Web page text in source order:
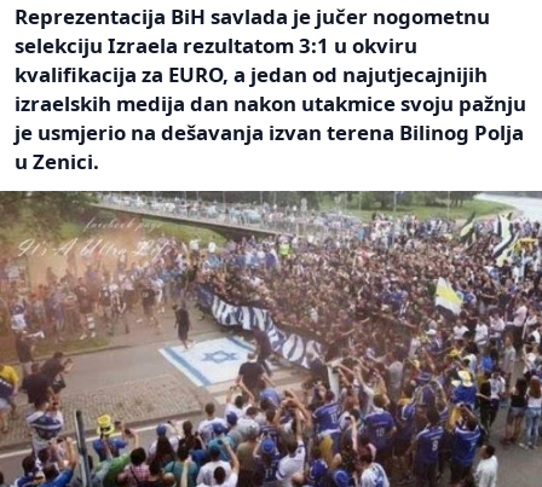
Reprezentacija BiH savlada je jučer nogometnu
selekciju Izraela rezultatom 3:1 u okviru
kvalifikacija za EURO, a jedan od najutjecajnijih
izraelskih medija dan nakon utakmice svoju pažnju
je usmjerio na dešavanja izvan terena Bilinog Polja
u Zenici.